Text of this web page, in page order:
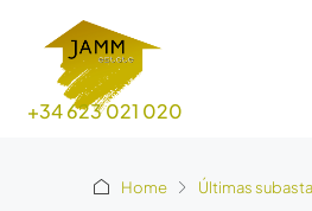
+34 623 021 020
Home Últimas